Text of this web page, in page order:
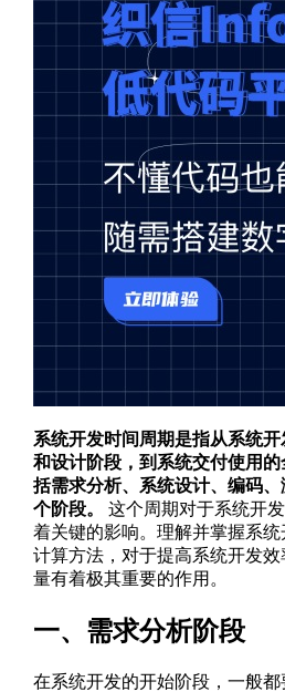
系统开发时间周期是指从系统
和设计阶段，到系统交付使用
括需求分析、系统设计、编码
个阶段。
这个周期对于系统开
着关键的影响。理解并掌握系
计算方法，对于提高系统开发
量有着极其重要的作用。
一、需求分析阶段
在系统开发的开始阶段，一般